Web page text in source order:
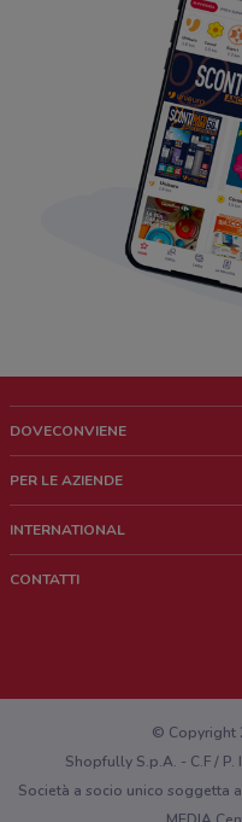
DOVECONVIENE
Chi siamo
Lavora con noi
PER LE AZIENDE
Richieste commerciali e marketing
INTERNATIONAL
CONTATTI
Hai un malfunzionamento sul
© Copyright
Shopfully S.p.A. - C.F / P.
Società a socio unico soggetta